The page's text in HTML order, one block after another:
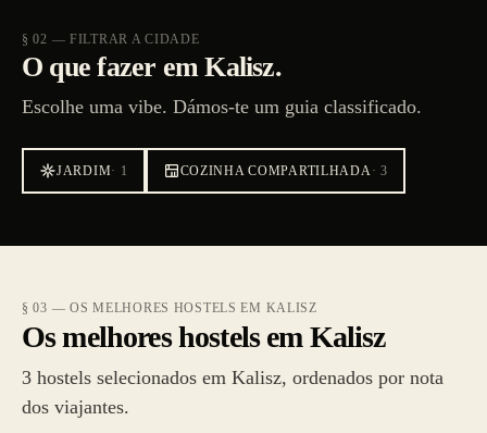
§ 02 — FILTRAR A CIDADE
O que fazer em Kalisz.
Escolhe uma vibe. Dámos-te um guia classificado.
JARDIM· 1 COZINHA COMPARTILHADA·3
§ 03 — OS MELHORES HOSTELS EM KALISZ
Os melhores hostels em Kalisz
3 hostels selecionados em Kalisz, ordenados por nota
dos viajantes.